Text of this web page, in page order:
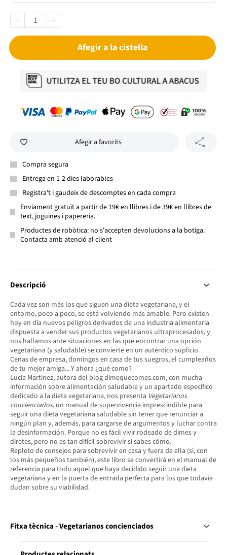
Afegir a la cistella
Afegir a favorits
Compra segura
Entrega en 1-2 dies laborables
Registra't i gaudeix de descomptes en cada compra
Enviament gratuït a partir de 19€ en llibres i de 39€ en llibres de
text, joguines i papereria.
Productes de robòtica: no s'accepten devolucions a la botiga.
Contacta amb atenció al client
Descripció
Cada vez son más los que siguen una dieta vegetariana, y el
entorno, poco a poco, se está volviendo más amable. Pero existen
hoy en día nuevos peligros derivados de una industria alimentaria
dispuesta a vender sus productos vegetarianos ultraprocesados, y
nos hallamos ante situaciones en las que encontrar una opción
vegetariana (y saludable) se convierte en un auténtico suplicio.
Cenas de empresa, domingos en casa de tus suegros, el cumpleaños
de tu mejor amiga... Y ahora ¿qué como?
Lucía Martínez, autora del blog dimequecomes.com, con mucha
información sobre alimentación saludable y un apartado específico
dedicado a la dieta vegetariana, nos presenta Vegetarianos
concienciados, un manual de supervivencia imprescindible para
seguir una dieta vegetariana saludable sin tener que renunciar a
ningún plan y, además, para cargarse de argumentos y luchar contra
la desinformación. Porque no es fácil vivir rodeado de dimes y
diretes, pero no es tan difícil sobrevivir si sabes cómo.
Repleto de consejos para sobrevivir en casa y fuera de ella (sí, con
los más pequeños también), este libro se convertirá en el manual de
referencia para todo aquel que haya decidido seguir una dieta
vegetariana y en la puerta de entrada perfecta para los que todavía
dudan sobre su viabilidad.
Fitxa tècnica - Vegetarianos concienciados